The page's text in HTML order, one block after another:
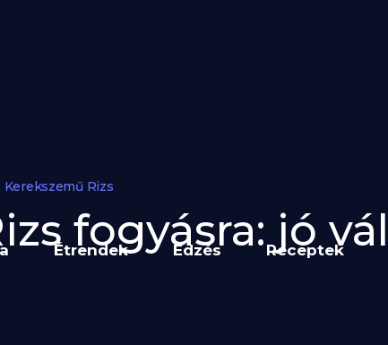
Étrendek Edzés Receptek
Kerekszemű Rizs
fogyásra: jó